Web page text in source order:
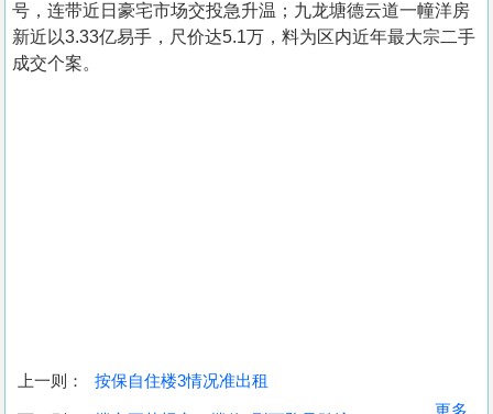
收
号，连带近日豪宅市场交投急升温；九龙塘德云道一幢洋房
新近以3.33亿易手，尺价达5.1万，料为区内近年最大宗二手
成交个案。
上一则： 按保自住楼3情况准出租
更多...